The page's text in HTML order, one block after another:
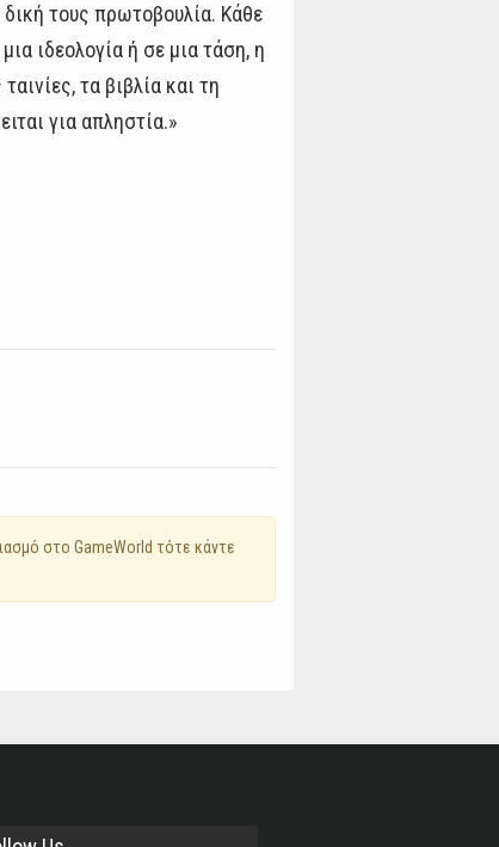
τους πρωτοβουλία. Κάθε
ιδεολογία ή σε μια τάση, η
τα βιβλία και τη
για απληστία.»
στο GameWorld τότε κάντε